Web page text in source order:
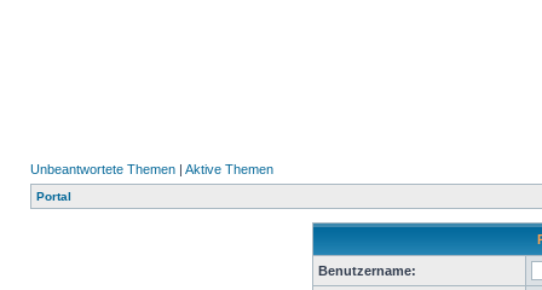
Unbeantwortete Themen | Aktive Themen
Portal
Benutzername: